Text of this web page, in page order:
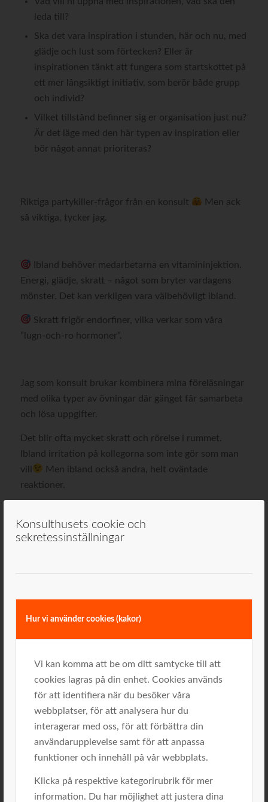
Konsulthusets cookie och
sekretessinställningar
Hur vi använder cookies (kakor)
Vi kan komma att be om ditt samtycke till att
cookies lagras på din enhet. Cookies används
för att identifiera när du besöker våra
webbplatser, för att analysera hur du
interagerar med oss, för att förbättra din
användarupplevelse samt för att anpassa
funktioner och innehåll på vår webbplats.
Klicka på respektive kategorirubrik för mer
information. Du har möjlighet att justera dina
leda till?
Ska det vara inspiration i stunden, här och nu, med
glädje och lust som förtecken? Eller är
inspirationen tänkt att fungera som startskottet på
ett mer långsiktigt initiativ, som berör både grupp
och individ?
Vilket tillstånd befinner sig er organisation just nu?
Är det läge med den här typen av inspiration eller
bör något annat prioriteras?
Riktiga partykiller-frågor från en konsult
Men ack
så viktiga, tycker jag.
Ibland behöver medarbetarna en vitamininjektion.
Energi, glädje, skratt – något som bryter vardagens
mönster. Det kan verkligen vara välbehövligt ibland.
Skratt frigör endorfiner, vilka verkar som våra
”lugn-och-ro hormoner”.
Jag som konsult brukar kombinera mina föreläsningar
med olika typer av övningar där gänget får samarbeta
och lösa uppgifter.
Det blir ofta mycket skratt och rörelse i rummet.
Ibland irritation på kollegorna som inte gör som man
vill
Men ibland också andra, helt oväntade
reaktioner.
du inspirera oss!?!” Eller så finns det en outtalad
Då kan extern, ”inköpt” inspiration snarare skapa
irritation. I stället kan det vara läge att börja gräva där
man står, även om det inte känns lika
entusiasmerande.